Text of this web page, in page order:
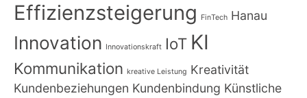
Effizienzsteigerung FinTech Hanau
Innovation Innovationskraft IoT KI
Kommunikation kreative Leistung Kreativität
Kundenbeziehungen Kundenbindung Künstliche